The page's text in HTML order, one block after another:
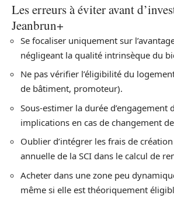
Les erreurs à éviter avant
Jeanbrun+
Se focaliser uniquement sur
négligeant la qualité intrinsèque du
Ne pas vérifier l’éligibilité du
de bâtiment, promoteur).
Sous-estimer la durée d’engagement
implications en cas de changement
Oublier d’intégrer les frais de
annuelle de la SCI dans le calcul de
Acheter dans une zone peu
même si elle est théoriquement